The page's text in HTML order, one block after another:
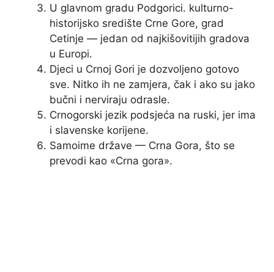
U glavnom gradu Podgorici. kulturno-
historijsko središte Crne Gore, grad
Cetinje — jedan od najkišovitijih gradova
u Europi.
Djeci u Crnoj Gori je dozvoljeno gotovo
sve. Nitko ih ne zamjera, čak i ako su jako
bučni i nerviraju odrasle.
Crnogorski jezik podsjeća na ruski, jer ima
i slavenske korijene.
Samoime države — Crna Gora, što se
prevodi kao «Crna gora».